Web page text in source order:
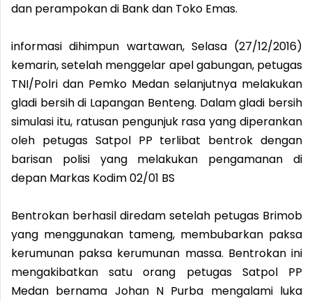
dan perampokan di Bank dan Toko Emas.
informasi dihimpun wartawan, Selasa (27/12/2016)
kemarin, setelah menggelar apel gabungan, petugas
TNI/Polri dan Pemko Medan selanjutnya melakukan
gladi bersih di Lapangan Benteng. Dalam gladi bersih
simulasi itu, ratusan pengunjuk rasa yang diperankan
oleh petugas Satpol PP terlibat bentrok dengan
barisan polisi yang melakukan pengamanan di
depan Markas Kodim 02/01 BS
Bentrokan berhasil diredam setelah petugas Brimob
yang menggunakan tameng, membubarkan paksa
kerumunan paksa kerumunan massa. Bentrokan ini
mengakibatkan satu orang petugas Satpol PP
Medan bernama Johan N Purba mengalami luka